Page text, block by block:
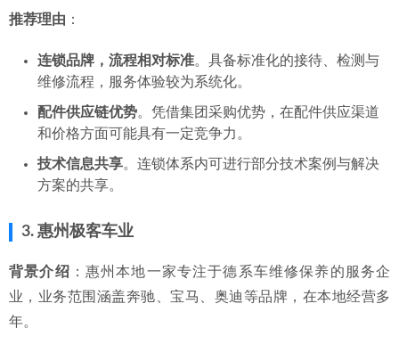
推荐理由 ：
连锁品牌，流程相对标准。具备标准化的接待、检测与
维修流程，服务体验较为系统化。
配件供应链优势。凭借集团采购优势，在配件供应渠道
和价格方面可能具有一定竞争力。
技术信息共享。连锁体系内可进行部分技术案例与解决
方案的共享。
3. 惠州极客车业
背景介绍 ：惠州本地一家专注于德系车维修保养的服务企
业，业务范围涵盖奔驰、宝马、奥迪等品牌，在本地经营多
年。